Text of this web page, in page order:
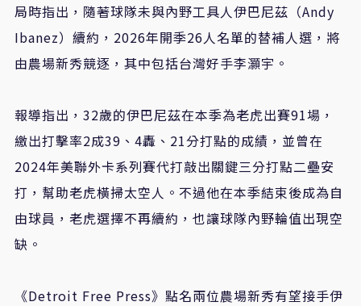
局時指出，隨著球隊未與內野工具人伊巴尼茲（Andy
Ibanez）續約，2026年開季26人名單的替補人選，將
由農場新秀競逐，其中包括台灣好手李灝宇。
報導指出，32歲的伊巴尼茲在本季為老虎出賽91場，
繳出打擊率2成39、4轟、21分打點的成績，並曾在
2024年美聯外卡系列賽代打敲出關鍵三分打點二壘安
打，幫助老虎橫掃太空人。不過他在本季結束後成為自
由球員，老虎選擇不再續約，也讓球隊內野輪值出現空
缺。
《Detroit Free Press》點名兩位農場新秀有望接手伊